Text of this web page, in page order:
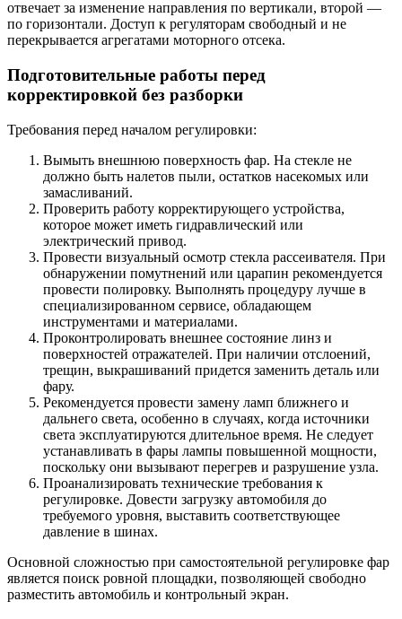
отвечает за изменение направления по вертикали, второй —
по горизонтали. Доступ к регуляторам свободный и не
перекрывается агрегатами моторного отсека.
Подготовительные работы перед
корректировкой без разборки
Требования перед началом регулировки:
Вымыть внешнюю поверхность фар. На стекле не
должно быть налетов пыли, остатков насекомых или
замасливаний.
Проверить работу корректирующего устройства,
которое может иметь гидравлический или
электрический привод.
Провести визуальный осмотр стекла рассеивателя. При
обнаружении помутнений или царапин рекомендуется
провести полировку. Выполнять процедуру лучше в
специализированном сервисе, обладающем
инструментами и материалами.
Проконтролировать внешнее состояние линз и
поверхностей отражателей. При наличии отслоений,
трещин, выкрашиваний придется заменить деталь или
фару.
Рекомендуется провести замену ламп ближнего и
дальнего света, особенно в случаях, когда источники
света эксплуатируются длительное время. Не следует
устанавливать в фары лампы повышенной мощности,
поскольку они вызывают перегрев и разрушение узла.
Проанализировать технические требования к
регулировке. Довести загрузку автомобиля до
требуемого уровня, выставить соответствующее
давление в шинах.
Основной сложностью при самостоятельной регулировке фар
является поиск ровной площадки, позволяющей свободно
разместить автомобиль и контрольный экран.